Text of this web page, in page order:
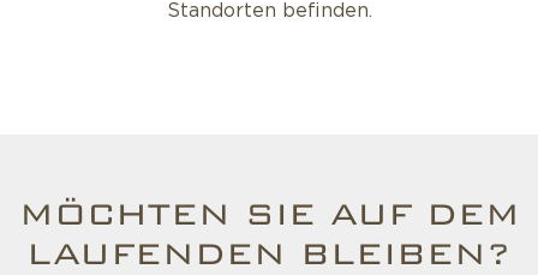
Standorten befinden.
MÖCHTEN SIE AUF DEM
LAUFENDEN BLEIBEN?